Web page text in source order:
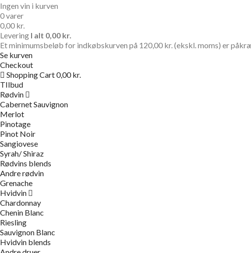
Ingen vin i kurven
0 varer
0,00 kr.
Levering I alt 0,00 kr.
Et minimumsbeløb for indkøbskurven på 120,00 kr. (ekskl. moms) er
Se kurven
Checkout
Shopping Cart0,00 kr.
TIlbud
Rødvin
Cabernet Sauvignon
Merlot
Pinotage
Pinot Noir
Sangiovese
Syrah/ Shiraz
Rødvins blends
Andre rødvin
Grenache
Hvidvin
Chardonnay
Chenin Blanc
Riesling
Sauvignon Blanc
Hvidvin blends